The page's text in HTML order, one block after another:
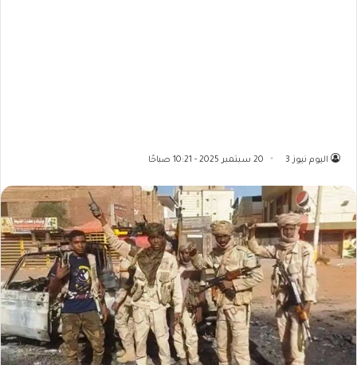
اليوم نيوز 3 20 سبتمبر 2025 - 10:21 صباحًا